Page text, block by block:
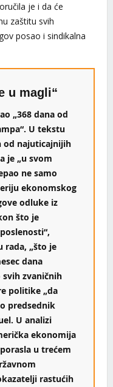
je i da će
zaštitu svih
posao i sindikalna
u magli“
„368 dana od
U tekstu
od najuticajnijih
je „u svom
ne samo
ekonomskog
odluke iz
što je
rada, „što je
dana
zvaničnih
politike „da
predsednik
U analizi
ekonomija
u trećem
rastućih